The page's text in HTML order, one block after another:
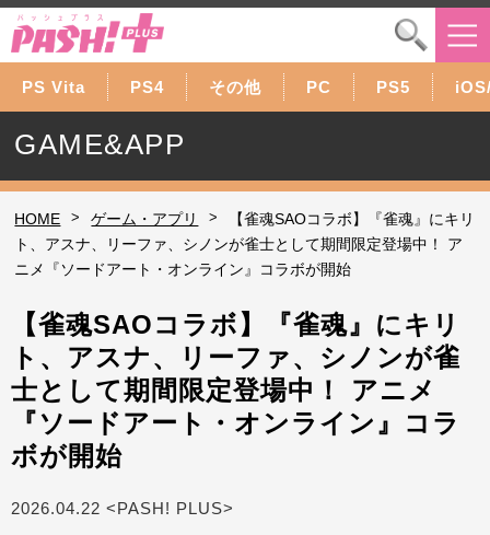
PS Vita PS4 その他 PC PS5
GAME&APP
HOME > ゲーム・アプリ >
【雀魂SAOコラボ】『雀魂』にキリ
ト、アスナ、リーファ、シノンが雀士として期間限定登場中！ ア
ニメ『ソードアート・オンライン』コラボが開始
【雀魂SAOコラボ】『雀魂』にキリ
ト、アスナ、リーファ、シノンが雀
士として期間限定登場中！ アニメ
『ソードアート・オンライン』コラ
ボが開始
2026.04.22 <PASH! PLUS>